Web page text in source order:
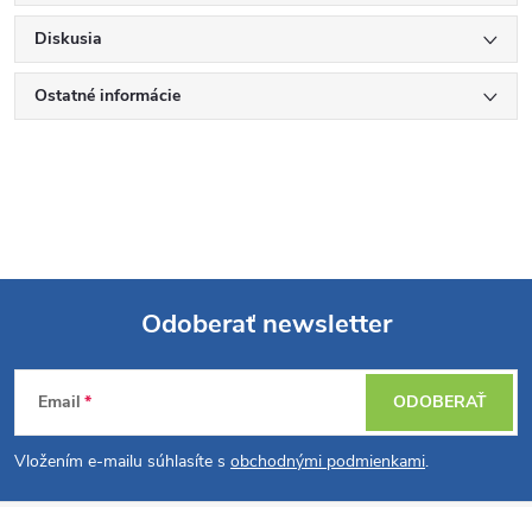
Diskusia
Ostatné informácie
Z
á
Odoberať newsletter
Email
Vložením e-mailu súhlasíte s obchodnými podmienkami.
ODOBERAŤ